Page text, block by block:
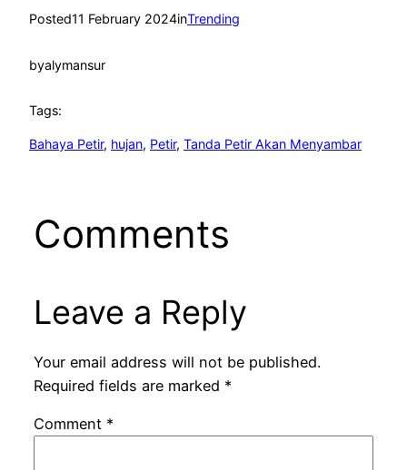
Posted11 February 2024inTrending
byalymansur
Tags:
Bahaya Petir, hujan, Petir, Tanda Petir Akan Menyambar
Comments
Leave a Reply
Your email address will not be published.
Required fields are marked *
Comment *